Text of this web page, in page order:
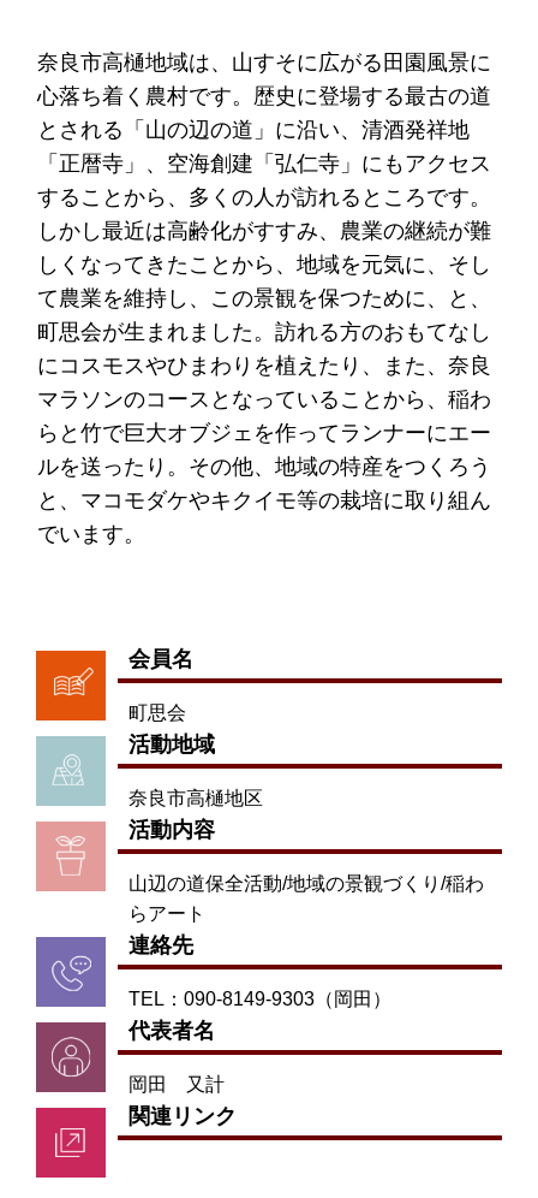
奈良市高樋地域は、山すそに広がる田園風景に
心落ち着く農村です。歴史に登場する最古の道
とされる「山の辺の道」に沿い、清酒発祥地
「正暦寺」、空海創建「弘仁寺」にもアクセス
することから、多くの人が訪れるところです。
しかし最近は高齢化がすすみ、農業の継続が難
しくなってきたことから、地域を元気に、そし
て農業を維持し、この景観を保つために、と、
町思会が生まれました。訪れる方のおもてなし
にコスモスやひまわりを植えたり、また、奈良
マラソンのコースとなっていることから、稲わ
らと竹で巨大オブジェを作ってランナーにエー
ルを送ったり。その他、地域の特産をつくろう
と、マコモダケやキクイモ等の栽培に取り組ん
でいます。
会員名
町思会
活動地域
奈良市高樋地区
活動内容
山辺の道保全活動/地域の景観づくり/稲わ
らアート
連絡先
TEL：090-8149-9303（岡田）
代表者名
岡田 又計
関連リンク